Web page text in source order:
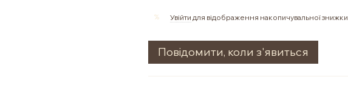
% Увійти для відображення накопичувальної знижки
Повідомити, коли з'явиться